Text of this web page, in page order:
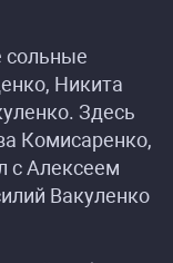
сольные
Никита
Здесь
Комисаренко,
с Алексеем
Вакуленко